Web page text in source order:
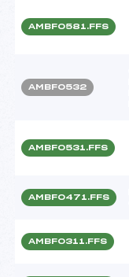
AMBF0581.FFS
AMBF0532
AMBF0531.FFS
AMBF0471.FFS
AMBF0311.FFS